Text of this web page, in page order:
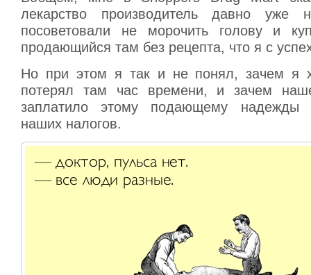
лекарство производитель давно уже
посоветовали не морочить голову и
продающийся там без рецепта, что я с
Но при этом я так и не понял, зачем я
потерял там час времени, и зачем
заплатило этому подающему надежды
наших налогов.